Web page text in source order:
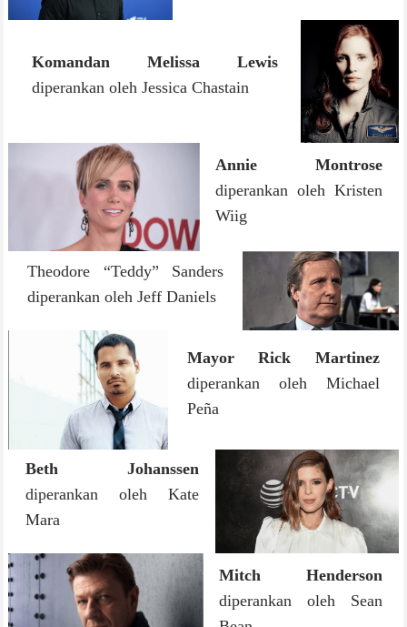
Komandan Melissa Lewis
diperankan oleh Jessica Chastain
Annie Montrose
diperankan oleh Kristen
Wiig
Theodore “Teddy” Sanders
diperankan oleh Jeff Daniels
Mayor Rick Martinez
diperankan oleh Michael
Peña
Beth Johanssen
diperankan oleh Kate
Mara
Mitch Henderson
diperankan oleh Sean